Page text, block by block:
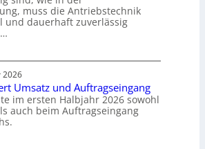
muss die Antriebstechnik
und dauerhaft zuverlässig
2026
Umsatz und Auftragseingang
im ersten Halbjahr 2026 sowohl
auch beim Auftragseingang